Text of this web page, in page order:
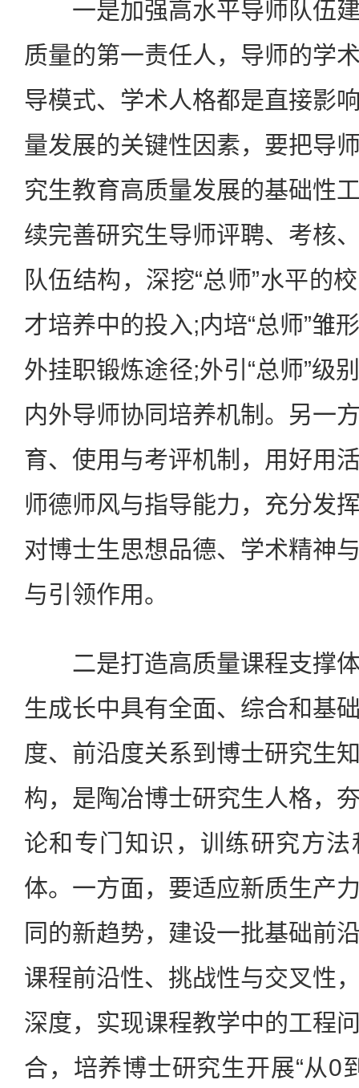
一是加强高水平导师队伍建
质量的第一责任人，导师的学
导模式、学术人格都是直接影
量发展的关键性因素，要把导
究生教育高质量发展的基础性
续完善研究生导师评聘、考核
队伍结构，深挖“总师”水平的
才培养中的投入;内培“总师”雏
外挂职锻炼途径;外引“总师”级
内外导师协同培养机制。另一
育、使用与考评机制，用好用
师德师风与指导能力，充分发
对博士生思想品德、学术精神
与引领作用。
二是打造高质量课程支撑体
生成长中具有全面、综合和基
度、前沿度关系到博士研究生
构，是陶冶博士研究生人格，
论和专门知识，训练研究方
体。一方面，要适应新质生产
同的新趋势，建设一批基础前
课程前沿性、挑战性与交叉性
深度，实现课程教学中的工程
合，培养博士研究生开展“从0